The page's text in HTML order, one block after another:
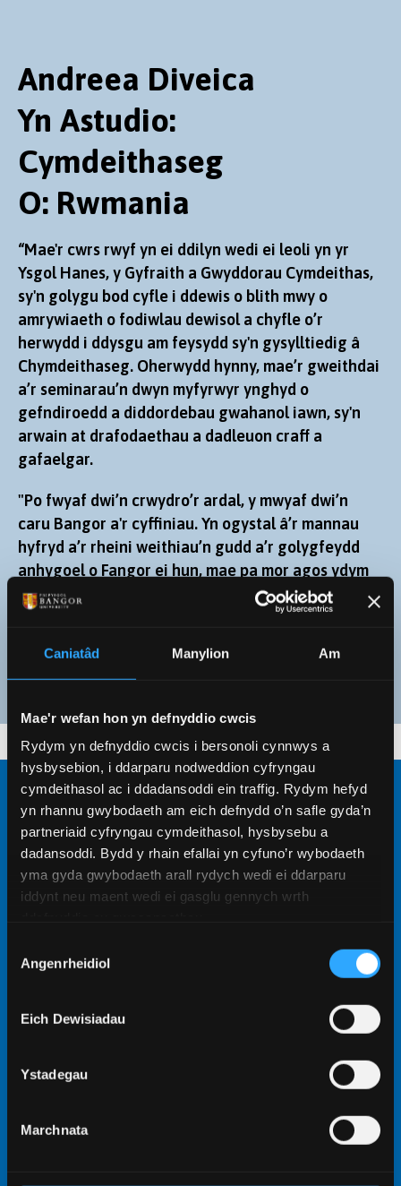
Caniatâd Manylion Am
Mae'r wefan hon yn defnyddio cwcis
Rydym yn defnyddio cwcis i bersonoli cynnwys a
hysbysebion, i ddarparu nodweddion cyfryngau
cymdeithasol ac i ddadansoddi ein traffig. Rydym hefyd
yn rhannu gwybodaeth am eich defnydd o’n safle gyda’n
partneriaid cyfryngau cymdeithasol, hysbysebu a
dadansoddi. Bydd y rhain efallai yn cyfuno’r wybodaeth
yma gyda gwybodaeth arall rydych wedi ei ddarparu
iddynt neu maent wedi ei gasglu gennych wrth
Caniatâd
Angenrheidiol
Eich Dewisiadau
Ystadegau
Marchnata
Andreea Diveica
Yn Astudio:
Cymdeithaseg
O: Rwmania
“Mae'r cwrs rwyf yn ei ddilyn wedi ei leoli yn yr
Ysgol Hanes, y Gyfraith a Gwyddorau Cymdeithas,
sy'n golygu bod cyfle i ddewis o blith mwy o
amrywiaeth o fodiwlau dewisol a chyfle o’r
herwydd i ddysgu am feysydd sy'n gysylltiedig â
Chymdeithaseg. Oherwydd hynny, mae’r gweithdai
a’r seminarau’n dwyn myfyrwyr ynghyd o
gefndiroedd a diddordebau gwahanol iawn, sy'n
arwain at drafodaethau a dadleuon craff a
gafaelgar.
"Po fwyaf dwi’n crwydro’r ardal, y mwyaf dwi’n
caru Bangor a'r cyffiniau. Yn ogystal â’r mannau
hyfryd a’r rheini weithiau’n gudd a’r golygfeydd
anhygoel o Fangor ei hun, mae pa mor agos ydym
at Barc Cenedlaethol Eryri a'r trefi a'r pentrefi
bach diddorol eraill yn cynnig cyfleoedd lu i